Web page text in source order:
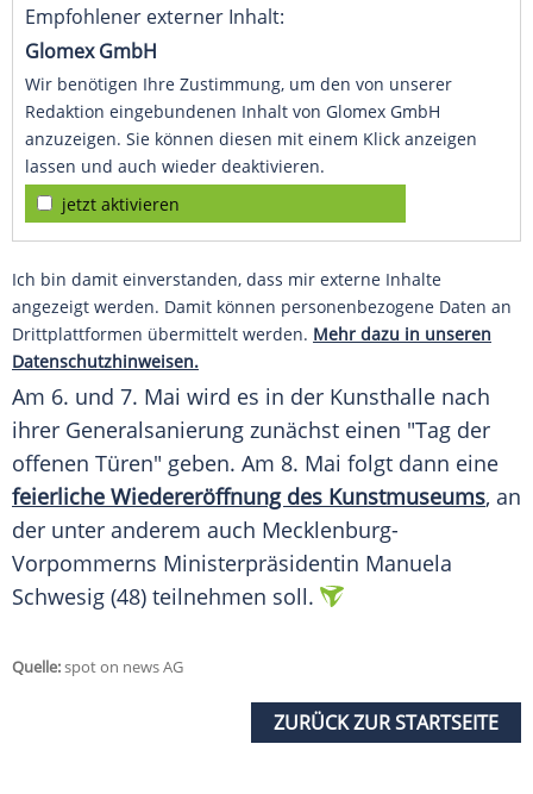
Empfohlener externer Inhalt:
Glomex GmbH
Wir benötigen Ihre Zustimmung, um den von unserer
Redaktion eingebundenen Inhalt von Glomex GmbH
anzuzeigen. Sie können diesen mit einem Klick anzeigen
lassen und auch wieder deaktivieren.
jetzt aktivieren
Ich bin damit einverstanden, dass mir externe Inhalte
angezeigt werden. Damit können personenbezogene Daten an
Drittplattformen übermittelt werden. Mehr dazu in unseren
Datenschutzhinweisen.
Am 6. und 7. Mai wird es in der Kunsthalle nach
ihrer Generalsanierung zunächst einen "Tag der
offenen Türen" geben. Am 8. Mai folgt dann eine
feierliche Wiedereröffnung des Kunstmuseums, an
der unter anderem auch Mecklenburg-
Vorpommerns Ministerpräsidentin Manuela
Schwesig (48) teilnehmen soll.
Quelle:spot on news AG
ZURÜCK ZUR STARTSEITE